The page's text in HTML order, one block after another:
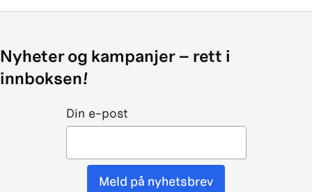
Nyheter og kampanjer – rett i
innboksen!
Din e-post
Meld på nyhetsbrev